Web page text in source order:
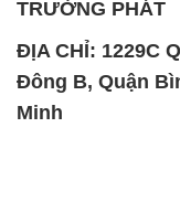
TRƯỜNG PHÁT
ĐỊA CHỈ: 1229C
Đông B, Quận
Minh